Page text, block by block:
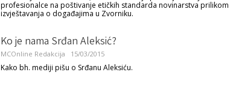
profesionalce na poštivanje etičkih standarda novinarstva prilikom
izvještavanja o događajima u Zvorniku.
Ko je nama Srđan Aleksić?
MCOnline Redakcija 15/03/2015
Kako bh. mediji pišu o Srđanu Aleksiću.